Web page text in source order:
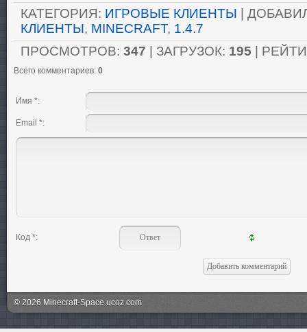
КАТЕГОРИЯ: ИГРОВЫЕ КЛИЕНТЫ
КЛИЕНТЫ, MINECRAFT, 1.4.7
ПРОСМОТРОВ: 347 ЗАГРУЗОК: 195
Всего комментариев: 0
Имя *:
Email *:
Код *:
© 2026 Minecraft-Space.ucoz.com